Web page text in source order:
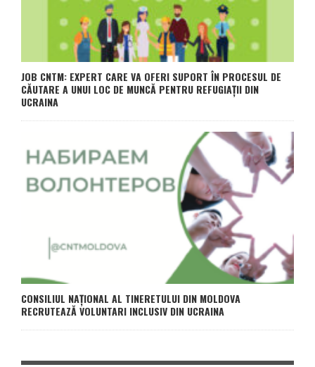
JOB CNTM: EXPERT CARE VA OFERI SUPORT ÎN PROCESUL DE
CĂUTARE A UNUI LOC DE MUNCĂ PENTRU REFUGIAȚII DIN
UCRAINA
CONSILIUL NAȚIONAL AL TINERETULUI DIN MOLDOVA
RECRUTEAZĂ VOLUNTARI INCLUSIV DIN UCRAINA